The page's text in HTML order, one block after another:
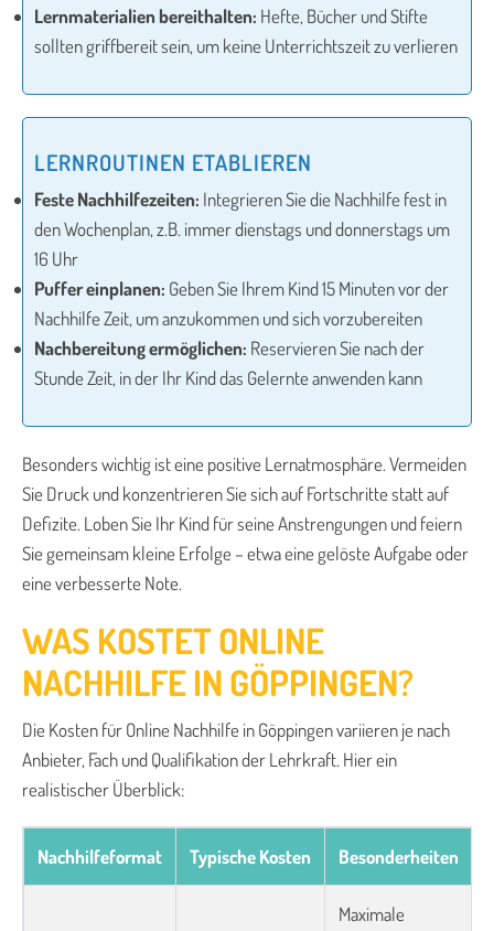
Lernmaterialien bereithalten: Hefte, Bücher und Stifte
sollten griffbereit sein, um keine Unterrichtszeit zu verlieren
LERNROUTINEN ETABLIEREN
Feste Nachhilfezeiten: Integrieren Sie die Nachhilfe fest in
den Wochenplan, z.B. immer dienstags und donnerstags um
16 Uhr
Puffer einplanen: Geben Sie Ihrem Kind 15 Minuten vor der
Nachhilfe Zeit, um anzukommen und sich vorzubereiten
Nachbereitung ermöglichen: Reservieren Sie nach der
Stunde Zeit, in der Ihr Kind das Gelernte anwenden kann
Besonders wichtig ist eine positive Lernatmosphäre. Vermeiden
Sie Druck und konzentrieren Sie sich auf Fortschritte statt auf
Defizite. Loben Sie Ihr Kind für seine Anstrengungen und feiern
Sie gemeinsam kleine Erfolge – etwa eine gelöste Aufgabe oder
eine verbesserte Note.
WAS KOSTET ONLINE
NACHHILFE IN GÖPPINGEN?
Die Kosten für Online Nachhilfe in Göppingen variieren je nach
Anbieter, Fach und Qualifikation der Lehrkraft. Hier ein
realistischer Überblick:
Nachhilfeformat Typische Kosten Besonderheiten
Maximale